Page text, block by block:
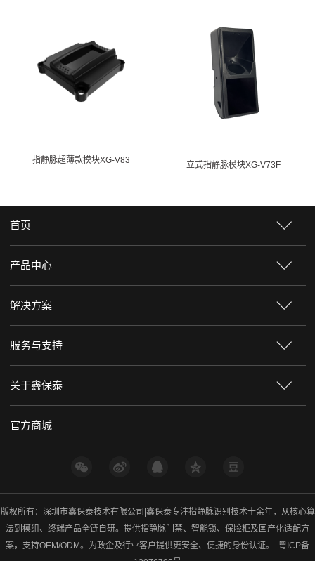
指静脉超薄款模块XG-V83
立式指静脉模块XG-V73F
首页
产品中心
解决方案
服务与支持
关于鑫保泰
官方商城
版权所有：深圳市鑫保泰技术有限公司|鑫保泰专注指静脉识别技术十余年，从核心算
法到模组、终端产品全链自研。提供指静脉门禁、智能锁、保险柜及国产化适配方
案，支持OEM/ODM。为政企及行业客户提供更安全、便捷的身份认证。. 粤ICP备